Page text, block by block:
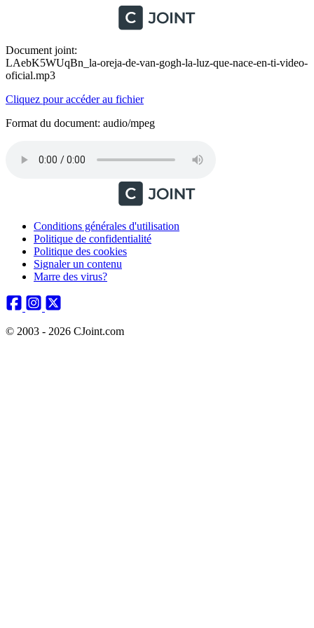
Document joint:
LAebK5WUqBn_la-oreja-de-van-gogh-la-luz-que-nace-en-ti-video-
oficial.mp3
Cliquez pour accéder au fichier
Format du document: audio/mpeg
Conditions générales d'utilisation
Politique de confidentialité
Politique des cookies
Signaler un contenu
Marre des virus?
© 2003 - 2026 CJoint.com